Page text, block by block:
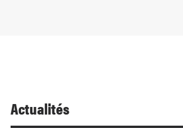
Actualités